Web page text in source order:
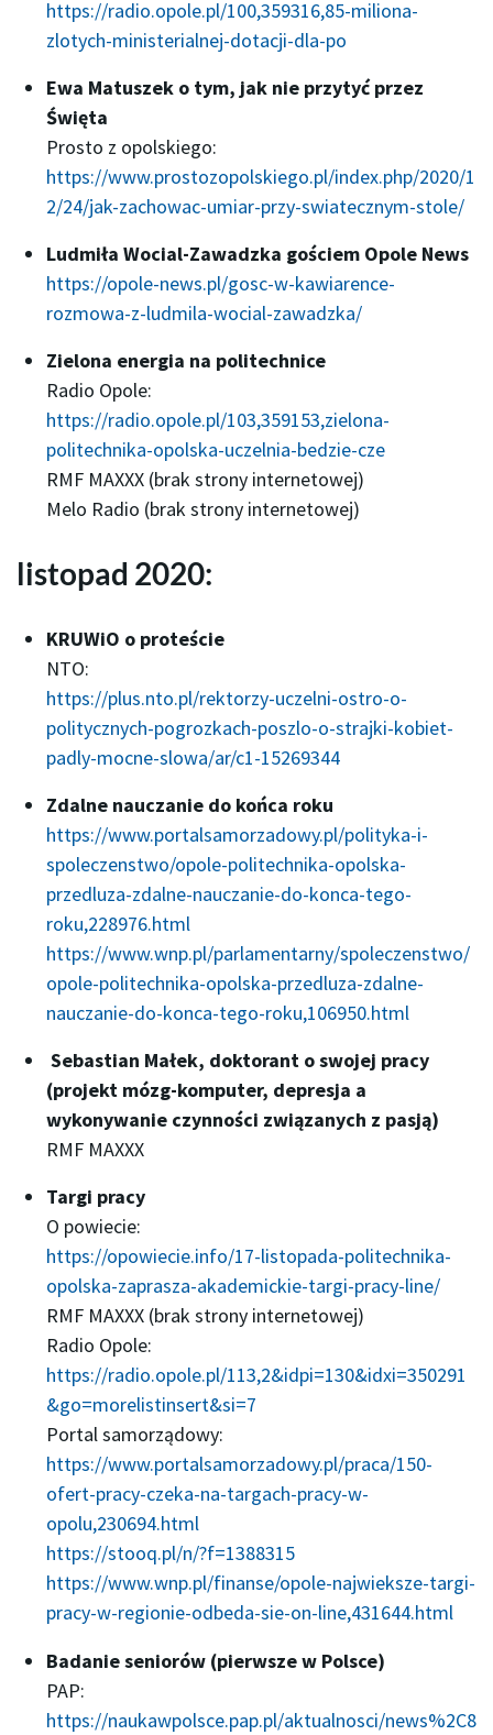
https://radio.opole.pl/100,359316,85-miliona-
zlotych-ministerialnej-dotacji-dla-po
Ewa Matuszek o tym, jak nie przytyć przez
Święta
Prosto z opolskiego:
https://www.prostozopolskiego.pl/index.php/2020/1
2/24/jak-zachowac-umiar-przy-swiatecznym-stole/
Ludmiła Wocial-Zawadzka gościem Opole News
https://opole-news.pl/gosc-w-kawiarence-
rozmowa-z-ludmila-wocial-zawadzka/
Zielona energia na politechnice
Radio Opole:
https://radio.opole.pl/103,359153,zielona-
politechnika-opolska-uczelnia-bedzie-cze
RMF MAXXX (brak strony internetowej)
Melo Radio (brak strony internetowej)
listopad 2020:
KRUWiO o proteście
NTO:
https://plus.nto.pl/rektorzy-uczelni-ostro-o-
politycznych-pogrozkach-poszlo-o-strajki-kobiet-
padly-mocne-slowa/ar/c1-15269344
Zdalne nauczanie do końca roku
https://www.portalsamorzadowy.pl/polityka-i-
spoleczenstwo/opole-politechnika-opolska-
przedluza-zdalne-nauczanie-do-konca-tego-
roku,228976.html
https://www.wnp.pl/parlamentarny/spoleczenstwo/
opole-politechnika-opolska-przedluza-zdalne-
nauczanie-do-konca-tego-roku,106950.html
Sebastian Małek, doktorant o swojej pracy
(projekt mózg-komputer, depresja a
wykonywanie czynności związanych z pasją)
RMF MAXXX
Targi pracy
O powiecie:
https://opowiecie.info/17-listopada-politechnika-
opolska-zaprasza-akademickie-targi-pracy-line/
RMF MAXXX (brak strony internetowej)
Radio Opole:
https://radio.opole.pl/113,2&idpi=130&idxi=350291
&go=morelistinsert&si=7
Portal samorządowy:
https://www.portalsamorzadowy.pl/praca/150-
ofert-pracy-czeka-na-targach-pracy-w-
opolu,230694.html
https://stooq.pl/n/?f=1388315
https://www.wnp.pl/finanse/opole-najwieksze-targi-
pracy-w-regionie-odbeda-sie-on-line,431644.html
Badanie seniorów (pierwsze w Polsce)
PAP:
https://naukawpolsce.pap.pl/aktualnosci/news%2C8